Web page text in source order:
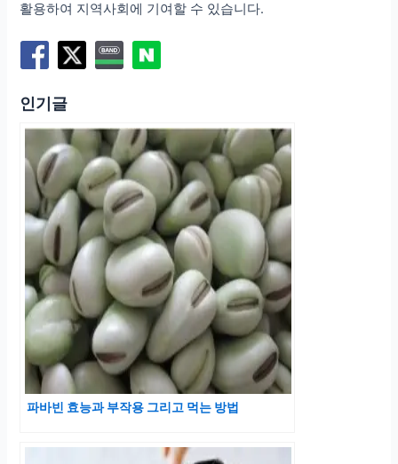
활용하여 지역사회에 기여할 수 있습니다.
인기글
파바빈 효능과 부작용 그리고 먹는 방법